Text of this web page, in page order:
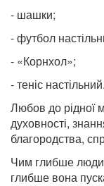
- шашки;
- футбол
- «Корнхол»;
- теніс настільний.
Любов до рідної
духовності,
благородства,
Чим глибше
глибше вона